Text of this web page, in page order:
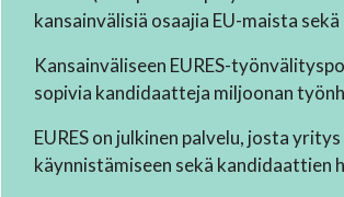
kansainvälisiä osaajia EU-maista
Kansainväliseen EURES-
sopivia kandidaatteja miljoonan
EURES on julkinen palvelu, josta
käynnistämiseen sekä kandidaattien